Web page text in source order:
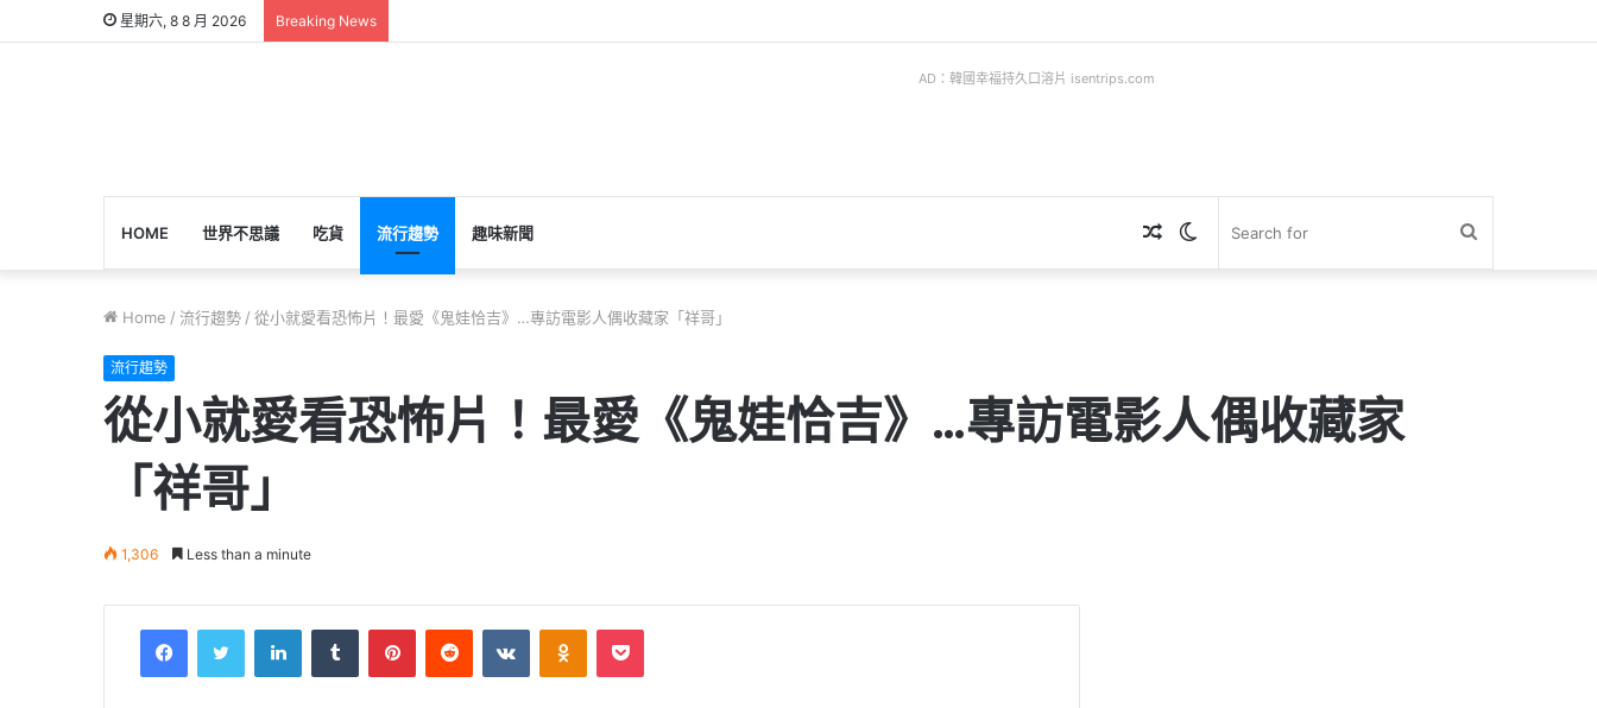
星期六, 8 8 月 2026 Breaking News
AD：韓國幸福持久口溶片 isentrips.com
HOME 世界不思議 吃貨 流行趨勢 趣味新聞 Switch
Random
Home / 流行趨勢 / 從小就愛看恐怖片！最愛《鬼娃恰吉》…專訪電影人偶收藏家「祥哥」
流行趨勢
從小就愛看恐怖片！最愛《鬼娃恰吉》…專訪電影人偶收藏家
「祥哥」
1,306 Less than a minute